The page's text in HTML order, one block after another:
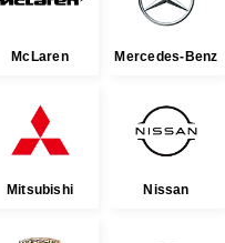
McLaren Mercedes-Benz
Mitsubishi Nissan